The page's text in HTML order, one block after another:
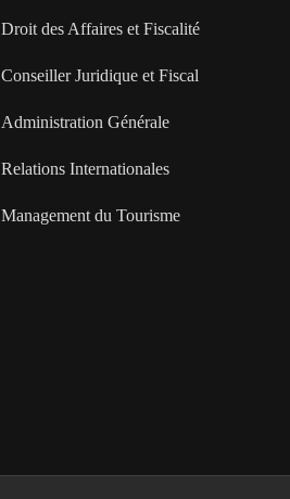
Droit des Affaires et Fiscalité
Conseiller Juridique et Fiscal
Administration Générale
Relations Internationales
Management du Tourisme